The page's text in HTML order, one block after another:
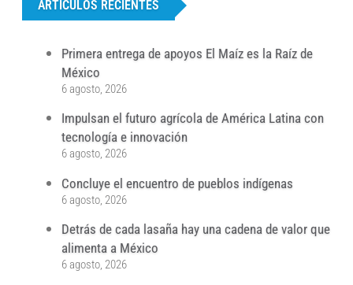
ARTÍCULOS RECIENTES
Primera entrega de apoyos El Maíz es la Raíz de
México
6 agosto, 2026
Impulsan el futuro agrícola de América Latina con
tecnología e innovación
6 agosto, 2026
Concluye el encuentro de pueblos indígenas
6 agosto, 2026
Detrás de cada lasaña hay una cadena de valor que
alimenta a México
6 agosto, 2026